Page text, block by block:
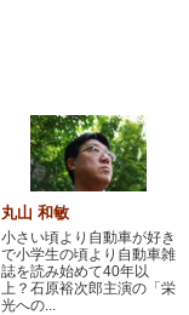
丸山 和敏
小さい頃より自動車が好き
で小学生の頃より自動車雑
誌を読み始めて40年以
上？石原裕次郎主演の「栄
光への...